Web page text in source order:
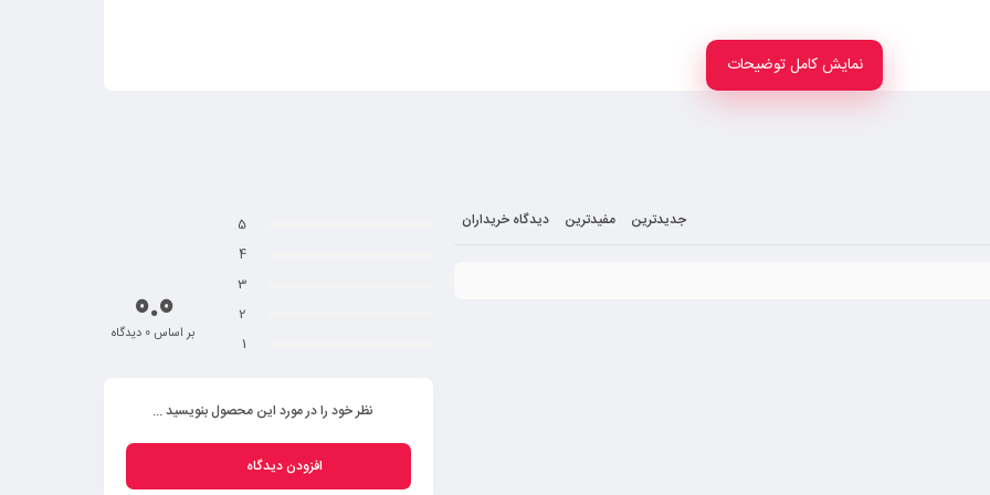
را جلب کند چون میدانند کا را باید به متخصصان امر سپرد.
قیمت، کیفیت و و وزن تراکت است.
و بگونه‌ای باشد که افراد به خواندن آن ترغیب شوند بهتر است از تصاویر جذاب با رنگ‌های روشن و چاپ باکیفیت استفاده شود و همچنین جملاتی داشته
نشود و برای تهیه محتوای تراکت این را در نظر بگیرید که مخاطب شما کیست و هدف شما از توزیع این تراکت چیست؟
نمایش کامل توضیحات
جدیدترین مفیدترین دیدگاه خریداران
5
4
3
2
1
0.0بر اساس 0 دیدگاه
نظر خود را در مورد این محصول بنویسید ...
افزودن دیدگاه